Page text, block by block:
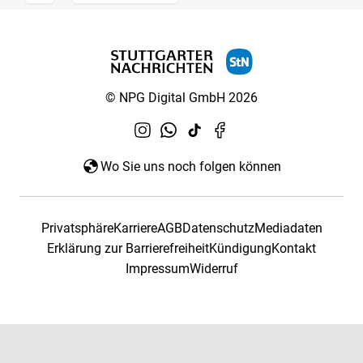
© NPG Digital GmbH 2026
Wo Sie uns noch folgen können
PrivatsphäreKarriereAGBDatenschutzMediadaten
Erklärung zur BarrierefreiheitKündigungKontakt
ImpressumWiderruf